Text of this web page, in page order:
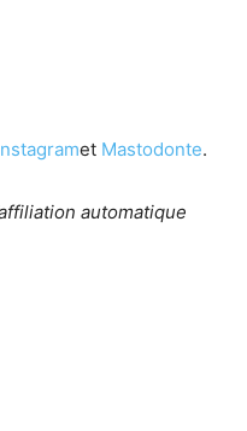
et Mastodonte.
automatique